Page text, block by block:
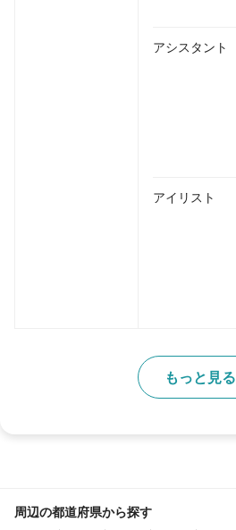
アシスタント
アイリスト
もっと見る
周辺の都道府県から探す